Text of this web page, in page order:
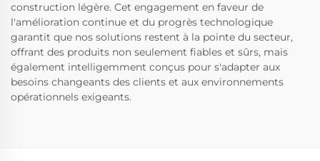
construction légère. Cet engagement en faveur de
l'amélioration continue et du progrès technologique
garantit que nos solutions restent à la pointe du secteur,
offrant des produits non seulement fiables et sûrs, mais
également intelligemment conçus pour s'adapter aux
besoins changeants des clients et aux environnements
opérationnels exigeants.